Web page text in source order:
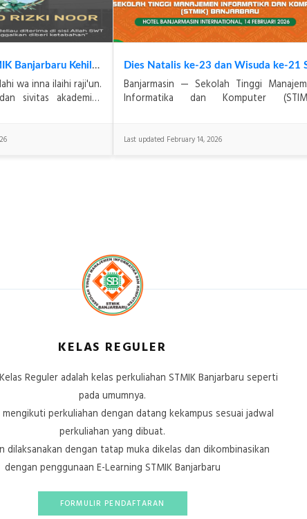
Keluarga Besar STMIK Banjarbaru Kehilangan Salah Satu Karyawan Terbaiknya, Muhammad Rizki Noor
wa inna ilaihi raji'un.
sivitas akademika
Banjarmasin — Sekolah Tinggi
Informatika dan Komputer
Last updated February 14, 2026
KELAS REGULER
Reguler adalah kelas perkuliahan STMIK Banjarbaru seperti
pada umumnya.
perkuliahan dengan datang kekampus sesuai jadwal
perkuliahan yang dibuat.
dilaksanakan dengan tatap muka dikelas dan dikombinasikan
dengan penggunaan E-Learning STMIK Banjarbaru
FORMULIR PENDAFTARAN